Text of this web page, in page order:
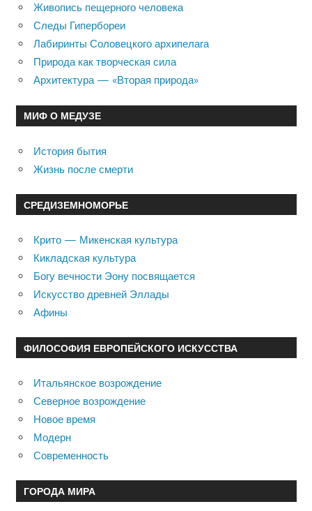
Живопись пещерного человека
Следы Гипербореи
Лабиринты Соловецкого архипелага
Природа как творческая сила
Архитектура — «Вторая природа»
МИФ О МЕДУЗЕ
История бытия
Жизнь после смерти
СРЕДИЗЕМНОМОРЬЕ
Крито — Микенская культура
Кикладская культура
Богу вечности Эону посвящается
Искусство древней Эллады
Афины
ФИЛОСОФИЯ ЕВРОПЕЙСКОГО ИСКУССТВА
Итальянское возрождение
Северное возрождение
Новое время
Модерн
Современность
ГОРОДА МИРА